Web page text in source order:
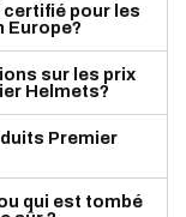
pour les
Europe?
sur les prix
Helmets?
Premier
qui est tombé